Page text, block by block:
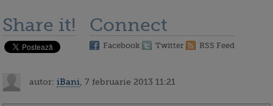
Share it! Connect
Facebook Twitter RSS Feed
autor: iBani , 7 februarie 2013 11:21